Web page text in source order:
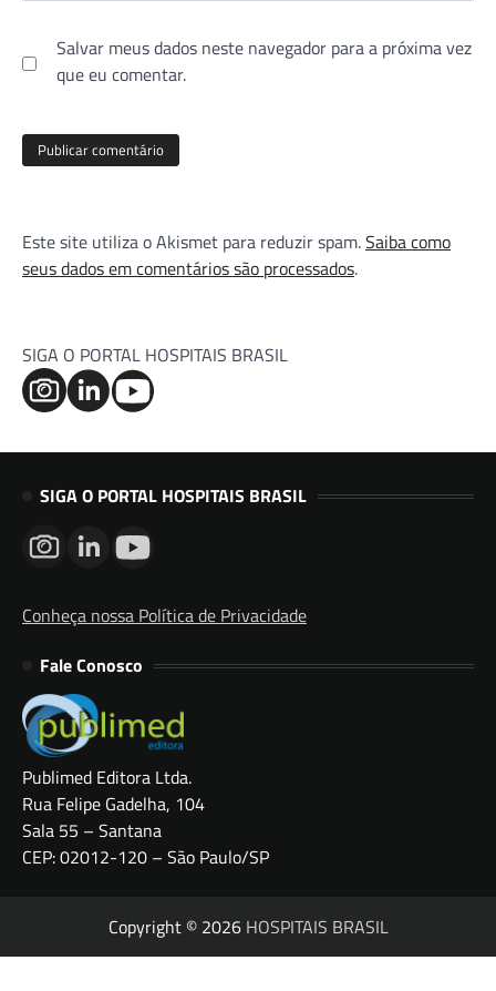
Salvar meus dados neste navegador para a próxima vez
que eu comentar.
Este site utiliza o Akismet para reduzir spam.Saiba como
seus dados em comentários são processados.
SIGA O PORTAL HOSPITAIS BRASIL
SIGA O PORTAL HOSPITAIS BRASIL
Conheça nossa Política de Privacidade
Fale Conosco
Publimed Editora Ltda.
Rua Felipe Gadelha, 104
Sala 55 – Santana
CEP: 02012-120 – São Paulo/SP
Copyright © 2026 HOSPITAIS BRASIL